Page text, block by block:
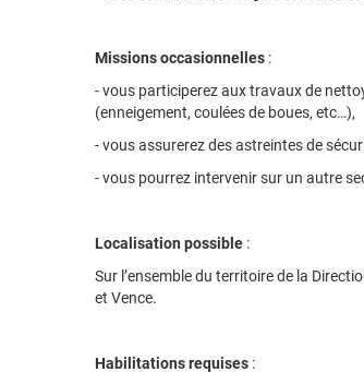
Missions occasionnelles :
- vous participerez aux travaux de
(enneigement, coulées de boues, etc…),
- vous assurerez des astreintes de
- vous pourrez intervenir sur un autre
Localisation possible :
Sur l’ensemble du territoire de la
et Vence.
Habilitations requises :